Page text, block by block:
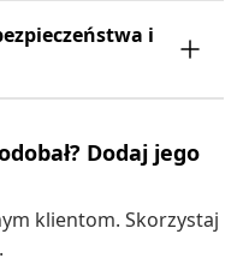
i
Dodaj jego
klientom. Skorzystaj